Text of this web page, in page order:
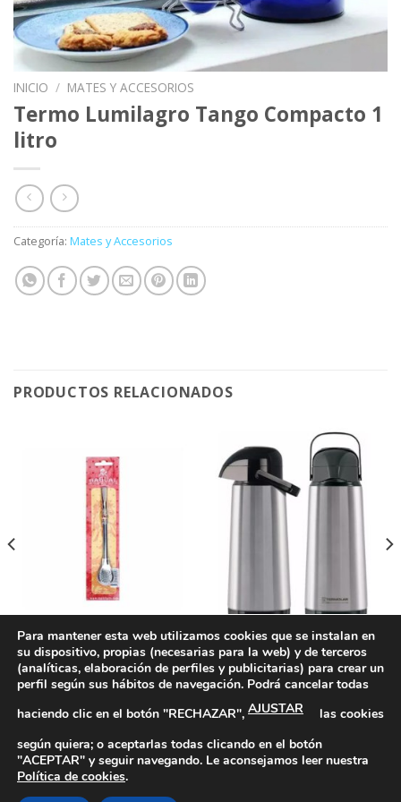
INICIO / MATES Y ACCESORIOS
Termo Lumilagro Tango Compacto 1
litro
Categoría: Mates y Accesorios
PRODUCTOS RELACIONADOS
MATES Y ACCESORIOS
Bombilla Aluminio Uruguaya
138 Bagual
MATES Y ACCESORIOS
Termo Termolar Lumina
Acero Inoxidable Bomba 1
Política de Privacidad|Política de Cookies|Más información
sobre las Cookies
Para mantener esta web utilizamos cookies que se instalan en
su dispositivo, propias (necesarias para la web) y de terceros
(analíticas, elaboración de perfiles y publicitarias) para crear un
perfil según sus hábitos de navegación. Podrá cancelar todas
haciendo clic en el botón "RECHAZAR", AJUSTAR
las cookies
según quiera; o aceptarlas todas clicando en el botón
"ACEPTAR" y seguir navegando. Le aconsejamos leer nuestra
Política de cookies.
1